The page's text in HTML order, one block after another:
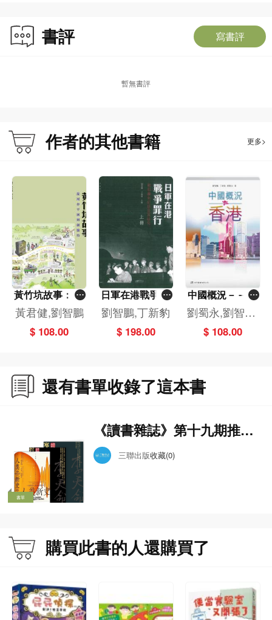
書評 寫書評
暫無書評
作者的其他書籍 更多>
黃竹坑故事：從
河谷平原到創協
坊
黃君健,劉智鵬
$ 108.00
日軍在港戰爭罪
行︰戰犯審判紀
錄及其研究(上/
下2冊)
劉智鵬,丁新豹
$ 198.00
中國概況－－香
港
劉蜀永,劉智鵬,
丁新豹
$ 108.00
還有書單收錄了這本書
書單
《讀書雜誌》第十九期推薦
書單三聯出版收藏(0)
購買此書的人還購買了